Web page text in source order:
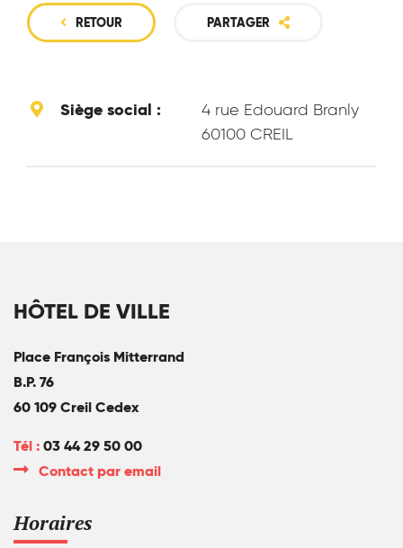
RETOUR PARTAGER
Siège social :
4 rue Edouard Branly
60100 CREIL
HÔTEL DE VILLE
Place François Mitterrand
B.P. 76
60 109 Creil Cedex
Tél :03 44 29 50 00
Contact par email
Horaires